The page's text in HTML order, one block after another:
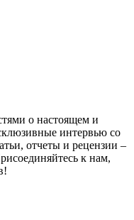
о настоящем и
интервью со
отчеты и рецензии –
к нам,